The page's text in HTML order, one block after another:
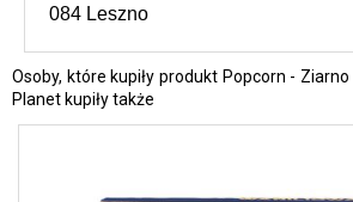
084 Leszno
Osoby, które kupiły produkt Popcorn -
Planet kupiły także